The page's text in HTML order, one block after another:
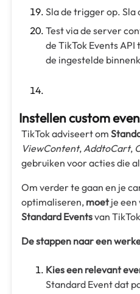
Sla de trigger op. Sla
Test via de server
de TikTok Events
de ingestelde
Instellen custom
TikTok adviseert om
ViewContent, AddtoCart,
gebruiken voor acties die
Om verder te gaan en je
optimaliseren, moetje een
Standard Eventsvan
De stappen naar een
Kies een relevant
Standard Event dat